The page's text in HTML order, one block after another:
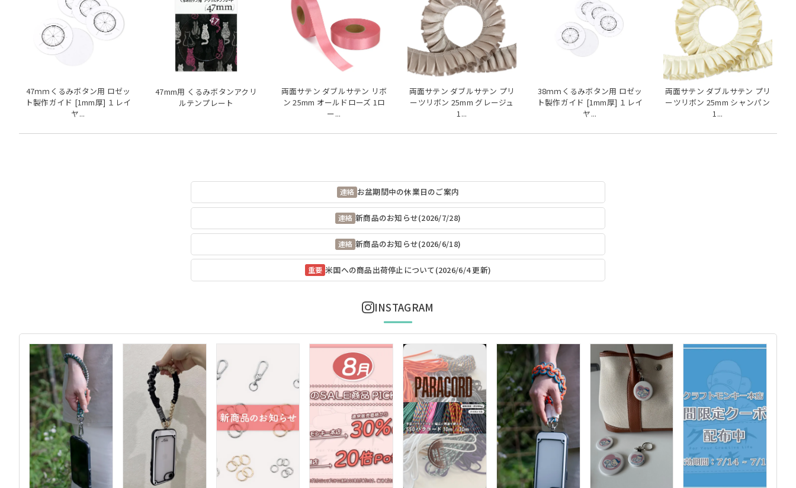
47ｍｍくるみボタン用 ロゼッ
ト製作ガイド [1mm厚] １レイ
ヤ...
47mm用 くるみボタンアクリ
ルテンプレート
両面サテン ダブルサテン リボ
ン 25mm オールドローズ 1ロ
ー...
両面サテン ダブルサテン プリ
ーツリボン 25mm グレージュ
1...
38ｍｍくるみボタン用 ロゼッ
ト製作ガイド [1mm厚] １レイ
ヤ...
両面サテン ダブルサテン プリ
ーツリボン 25mm シャンパン
1...
連絡 お盆期間中の休業日のご案内
連絡 新商品のお知らせ(2026/7/28)
連絡 新商品のお知らせ(2026/6/18)
重要 米国への商品出荷停止について(2026/6/4 更新)
INSTAGRAM